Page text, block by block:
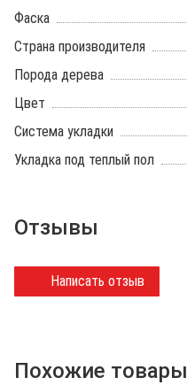
Фаска
Страна производителя
Порода дерева
Цвет
Система укладки
Укладка под теплый пол
Отзывы
Написать отзыв
Похожие товары